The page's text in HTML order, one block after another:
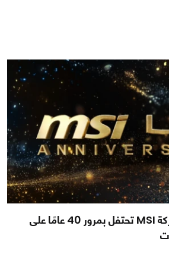
COMPUTEX26: شركة MSI تحتفل بمرور 40 عامًا على